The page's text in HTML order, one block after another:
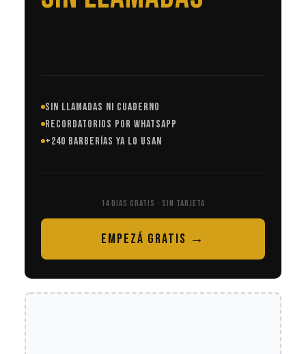
SIN LLAMADAS NI CUADERNO
RECORDATORIOS POR WHATSAPP
+240 BARBERÍAS YA LO USAN
14 DÍAS GRATIS · SIN TARJETA
EMPEZÁ GRATIS →